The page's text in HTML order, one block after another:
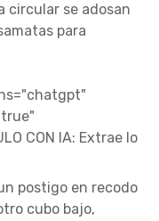
circular se adosan
para
CON IA: Extrae lo
postigo en recodo
cubo bajo,